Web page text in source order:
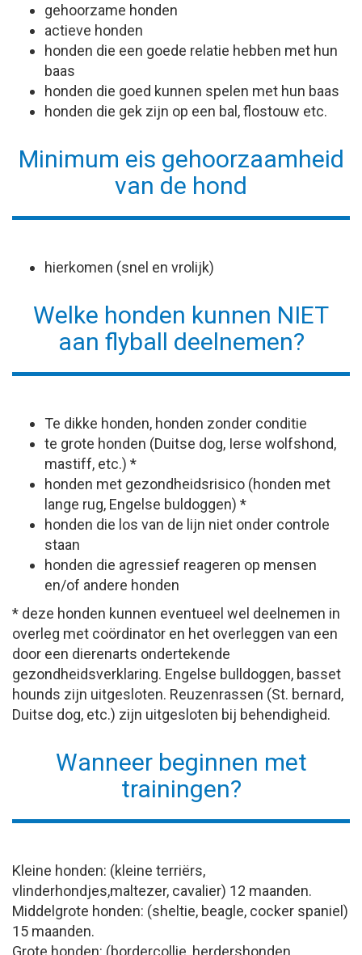
gehoorzame honden
actieve honden
honden die een goede relatie hebben met hun
baas
honden die goed kunnen spelen met hun baas
honden die gek zijn op een bal, flostouw etc.
Minimum eis gehoorzaamheid
van de hond
hierkomen (snel en vrolijk)
Welke honden kunnen NIET
aan flyball deelnemen?
Te dikke honden, honden zonder conditie
te grote honden (Duitse dog, Ierse wolfshond,
mastiff, etc.) *
honden met gezondheidsrisico (honden met
lange rug, Engelse buldoggen) *
honden die los van de lijn niet onder controle
staan
honden die agressief reageren op mensen
en/of andere honden
* deze honden kunnen eventueel wel deelnemen in
overleg met coördinator en het overleggen van een
door een dierenarts ondertekende
gezondheidsverklaring. Engelse bulldoggen, basset
hounds zijn uitgesloten. Reuzenrassen (St. bernard,
Duitse dog, etc.) zijn uitgesloten bij behendigheid.
Wanneer beginnen met
trainingen?
Kleine honden: (kleine terriërs,
vlinderhondjes,maltezer, cavalier) 12 maanden.
Middelgrote honden: (sheltie, beagle, cocker spaniel)
15 maanden.
Grote honden: (bordercollie, herdershonden,